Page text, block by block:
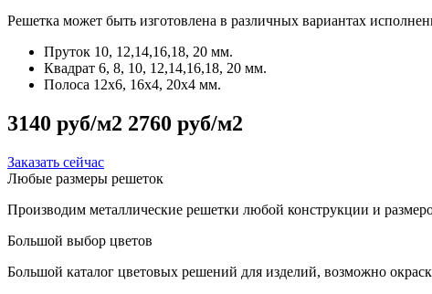
Решетка может быть изготовлена в различных вариантах
Пруток 10, 12,14,16,18, 20 мм.
Квадрат 6, 8, 10, 12,14,16,18, 20 мм.
Полоса 12x6, 16x4, 20x4 мм.
3140 руб/м2 2760 руб/м2
Заказать сейчас
Любые размеры решеток
Производим металлические решетки любой конструкции и
Большой выбор цветов
Большой каталог цветовых решений для изделий, возможно